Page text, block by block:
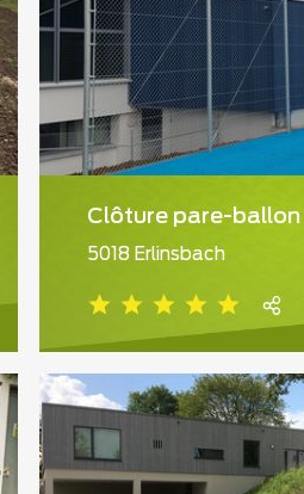
Clôture pare-ballon
5018 Erlinsbach